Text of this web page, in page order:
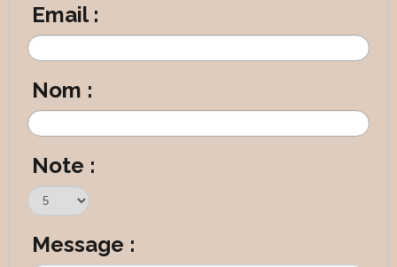
Email :
Nom :
Note :
Message :